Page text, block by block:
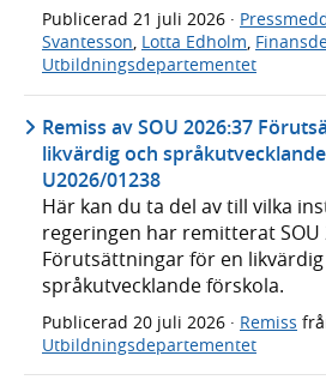
Publicerad 21 juli 2026 ·
Svantesson, Lotta Edholm,
Utbildningsdepartementet
Remiss av SOU 2026:37
likvärdig och
U2026/01238
Här kan du ta del av till vilka
regeringen har remitterat SOU
Förutsättningar för en
språkutvecklande förskola.
Publicerad 20 juli 2026 · Remiss
Utbildningsdepartementet